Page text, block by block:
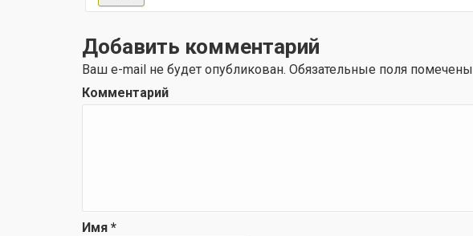
Добавить комментарий
Ваш e-mail не будет опубликован. Обязательные поля помечены
Комментарий
Имя *